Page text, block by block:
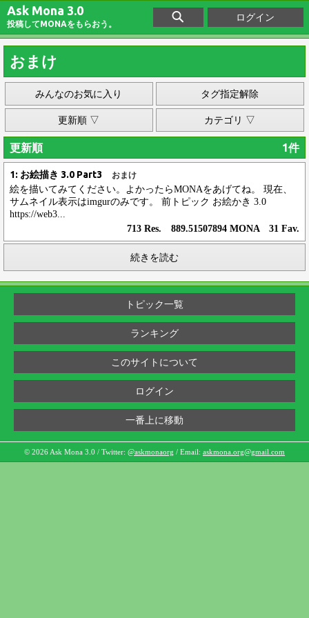
Ask Mona 3.0
投稿してMONAをもらおう。
ログイン
おまけ
みんなのお気に入り タグ指定解除
更新順 ▽ カテゴリ ▽
更新順 1件
1: お絵描き 3.0 Part3 おまけ
絵を描いてみてください。よかったらMONAをあげてね。 現在、
サムネイル表示はimgurのみです。 前トピック お絵かき 3.0
https://web3...
713 Res. 889.51507894 MONA 31 Fav.
続きを読む
トピック一覧
ランキング
このサイトについて
ログイン
一番上に移動
© 2026 Ask Mona 3.0 / Twitter: @askmonaorg / Email: askmona.org@gmail.com